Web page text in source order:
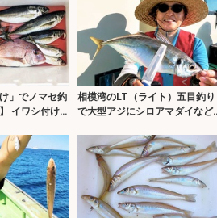
」でノマセ釣
イワシ付け
相模湾のLT（ライト）五目釣り
で大型アジにシロアマダイなど